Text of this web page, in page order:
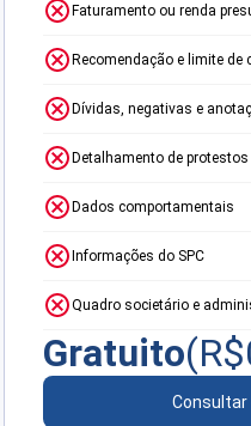
Faturamento ou renda
Recomendação e limite de
Dívidas, negativas e
Detalhamento de protestos
Dados comportamentais
Informações do SPC
Quadro societário e
Gratuito(R$